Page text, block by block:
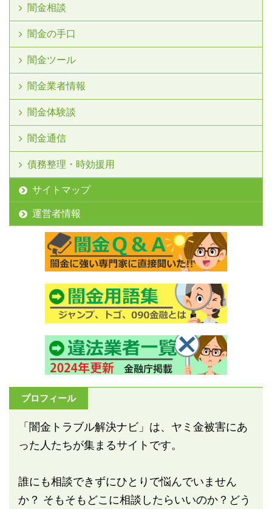
闇金相談
闇金の手口
闇金ツール
闇金業者情報
闇金体験談
闇金通信
債務整理・時効援用
サイトマップ
運営者情報
プロフィール
「闇金トラブル解決ナビ」は、ヤミ金被害にあ
った人たちが集まるサイトです。
誰にも相談できずにひとりで悩んでいません
か？ そもそもどこに相談したらいいのか？どう